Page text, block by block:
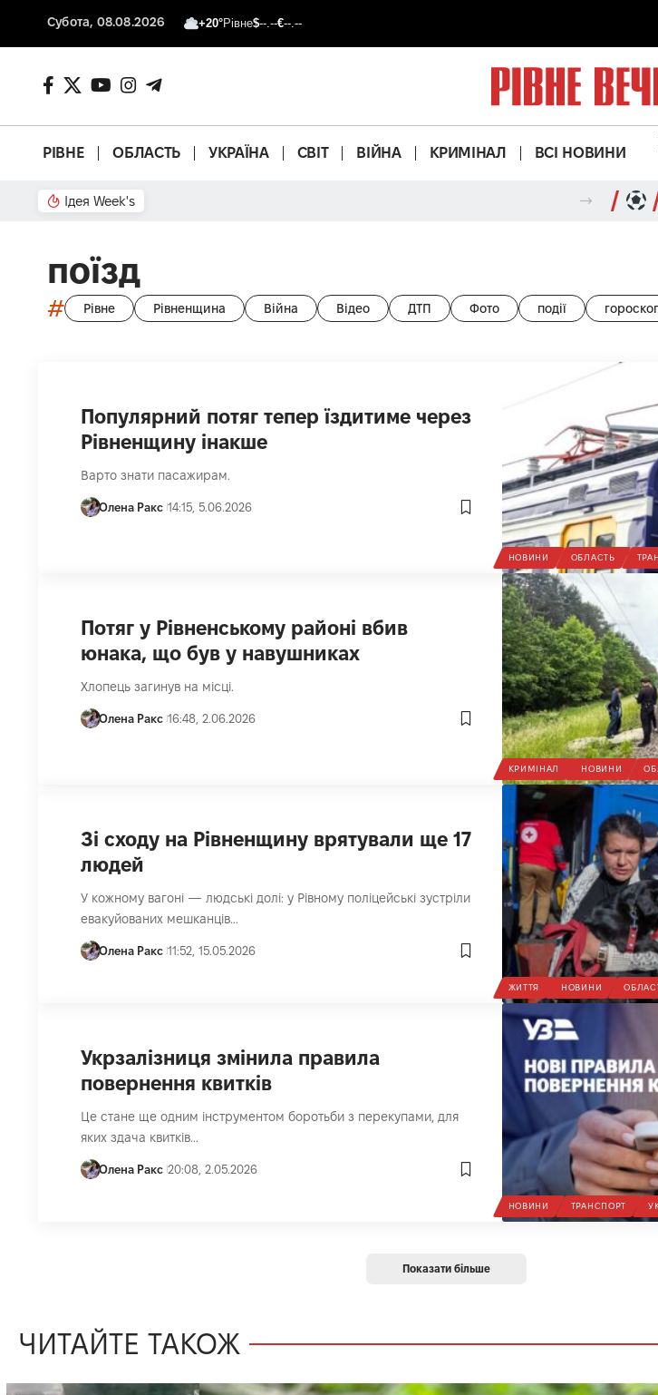
Субота, 08.08.2026 +20°Рівне$--.--€--.--
РІВНЕ ОБЛАСТЬ УКРАЇНА СВІТ ВІЙНА КРИМІНАЛ ВСІ НОВИНИ
Ідея Week's
поїзд
# Рівне Рівненщина Війна Відео ДТП Фото події
НОВИНИ ОБЛАСТЬ
Популярний потяг тепер їздитиме через
Рівненщину інакше
Варто знати пасажирам.
Олена Ракс 14:15, 5.06.2026
КРИМІНАЛ НОВИНИ
Потяг у Рівненському районі вбив
юнака, що був у навушниках
Хлопець загинув на місці.
Олена Ракс 16:48, 2.06.2026
ЖИТТЯ НОВИНИ
Зі сходу на Рівненщину врятували ще 17
людей
У кожному вагоні — людські долі: у Рівному поліцейські зустріли
евакуйованих мешканців…
Олена Ракс 11:52, 15.05.2026
НОВИНИ ТРАНСПОРТ
Укрзалізниця змінила правила
повернення квитків
Це стане ще одним інструментом боротьби з перекупами, для
яких здача квитків…
Олена Ракс 20:08, 2.05.2026
Показати більше
ЧИТАЙТЕ ТАКОЖ